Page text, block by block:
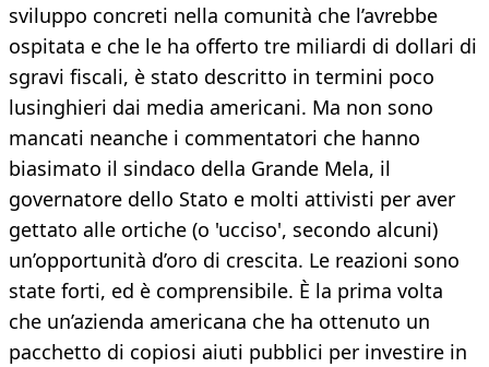
sviluppo concreti nella comunità che l’avrebbe
ospitata e che le ha offerto tre miliardi di dollari di
sgravi fiscali, è stato descritto in termini poco
lusinghieri dai media americani. Ma non sono
mancati neanche i commentatori che hanno
biasimato il sindaco della Grande Mela, il
governatore dello Stato e molti attivisti per aver
gettato alle ortiche (o 'ucciso', secondo alcuni)
un’opportunità d’oro di crescita. Le reazioni sono
state forti, ed è comprensibile. È la prima volta
che un’azienda americana che ha ottenuto un
pacchetto di copiosi aiuti pubblici per investire in